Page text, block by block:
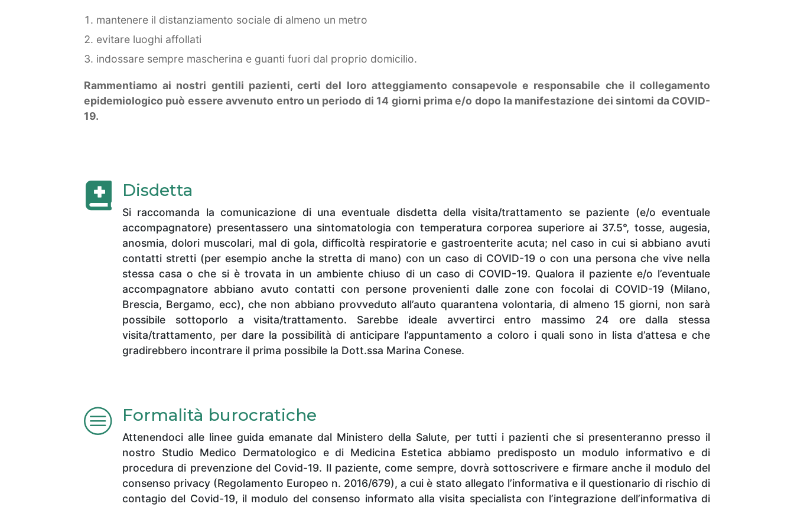
mantenere il distanziamento sociale di almeno un metro
evitare luoghi affollati
indossare sempre mascherina e guanti fuori dal proprio domicilio.
Rammentiamo ai nostri gentili pazienti, certi del loro atteggiamento consapevole e responsabile che il collegamento
epidemiologico può essere avvenuto entro un periodo di 14 giorni prima e/o dopo la manifestazione dei sintomi da COVID-
19.
Disdetta
Si raccomanda la comunicazione di una eventuale disdetta della visita/trattamento se paziente (e/o eventuale
accompagnatore) presentassero una sintomatologia con temperatura corporea superiore ai 37.5°, tosse, augesia,
anosmia, dolori muscolari, mal di gola, difficoltà respiratorie e gastroenterite acuta; nel caso in cui si abbiano avuti
contatti stretti (per esempio anche la stretta di mano) con un caso di COVID-19 o con una persona che vive nella
stessa casa o che si è trovata in un ambiente chiuso di un caso di COVID-19. Qualora il paziente e/o l’eventuale
accompagnatore abbiano avuto contatti con persone provenienti dalle zone con focolai di COVID-19 (Milano,
Brescia, Bergamo, ecc), che non abbiano provveduto all’auto quarantena volontaria, di almeno 15 giorni, non sarà
possibile sottoporlo a visita/trattamento. Sarebbe ideale avvertirci entro massimo 24 ore dalla stessa
visita/trattamento, per dare la possibilità di anticipare l’appuntamento a coloro i quali sono in lista d’attesa e che
gradirebbero incontrare il prima possibile la Dott.ssa Marina Conese.
Formalità burocratiche
Attenendoci alle linee guida emanate dal Ministero della Salute, per tutti i pazienti che si presenteranno presso il
nostro Studio Medico Dermatologico e di Medicina Estetica abbiamo predisposto un modulo informativo e di
procedura di prevenzione del Covid-19. Il paziente, come sempre, dovrà sottoscrivere e firmare anche il modulo del
consenso privacy (Regolamento Europeo n. 2016/679), a cui è stato allegato l’informativa e il questionario di rischio di
contagio del Covid-19, il modulo del consenso informato alla visita specialista con l’integrazione dell’informativa di